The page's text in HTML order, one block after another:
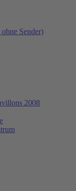
Sender)
2008